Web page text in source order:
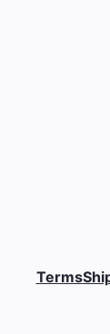
Terms